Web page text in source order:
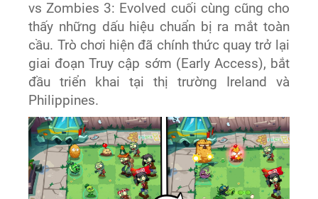
vs Zombies 3: Evolved cuối cùng cũng cho
thấy những dấu hiệu chuẩn bị ra mắt toàn
cầu. Trò chơi hiện đã chính thức quay trở lại
giai đoạn Truy cập sớm (Early Access), bắt
đầu triển khai tại thị trường Ireland và
Philippines.